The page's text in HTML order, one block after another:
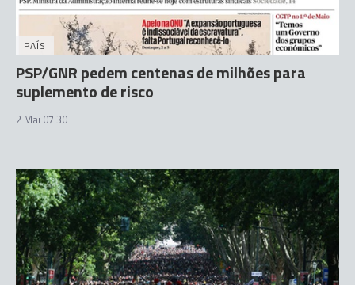
PAÍS
PSP/GNR pedem centenas de milhões para
suplemento de risco
2 Mai 07:30